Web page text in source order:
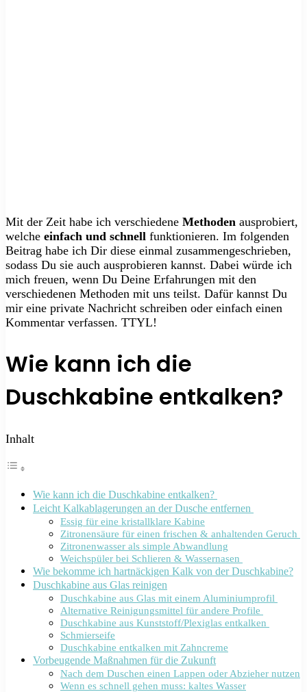
Mit der Zeit habe ich verschiedene Methoden ausprobiert,
welche einfach und schnell funktionieren. Im folgenden
Beitrag habe ich Dir diese einmal zusammengeschrieben,
sodass Du sie auch ausprobieren kannst. Dabei würde ich
mich freuen, wenn Du Deine Erfahrungen mit den
verschiedenen Methoden mit uns teilst. Dafür kannst Du
mir eine private Nachricht schreiben oder einfach einen
Kommentar verfassen. TTYL!
Wie kann ich die
Duschkabine entkalken?
Inhalt
Wie kann ich die Duschkabine entkalken?
Leicht Kalkablagerungen an der Dusche entfernen
Essig für eine kristallklare Kabine
Zitronensäure für einen frischen & anhaltenden Geruch
Zitronenwasser als simple Abwandlung
Weichspüler bei Schlieren & Wassernasen
Wie bekomme ich hartnäckigen Kalk von der Duschkabine?
Duschkabine aus Glas reinigen
Duschkabine aus Glas mit einem Aluminiumprofil
Alternative Reinigungsmittel für andere Profile
Duschkabine aus Kunststoff/Plexiglas entkalken
Schmierseife
Duschkabine entkalken mit Zahncreme
Vorbeugende Maßnahmen für die Zukunft
Nach dem Duschen einen Lappen oder Abzieher nutzen
Wenn es schnell gehen muss: kaltes Wasser